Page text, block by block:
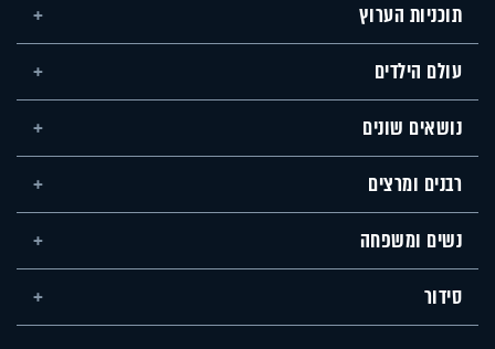
תוכניות הערוץ
עולם הילדים
נושאים שונים
רבנים ומרצים
נשים ומשפחה
סידור